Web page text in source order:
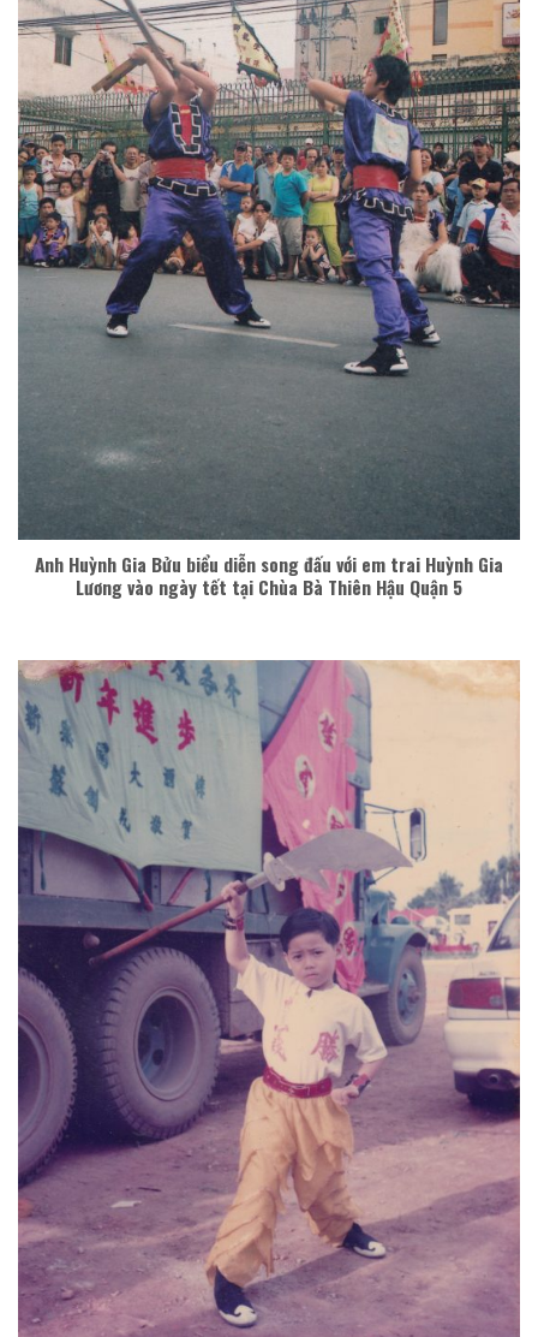
Anh Huỳnh Gia Bửu biểu diễn song đấu với em trai Huỳnh Gia
Lương vào ngày tết tại Chùa Bà Thiên Hậu Quận 5